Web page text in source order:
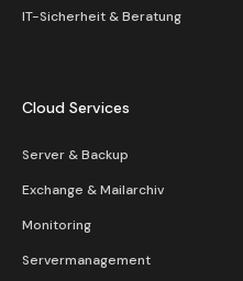
IT-Sicherheit & Beratung
Cloud Services
Server & Backup
Exchange & Mailarchiv
Monitoring
Servermanagement